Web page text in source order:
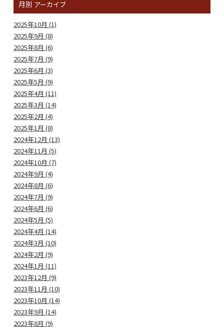
月別 アーカイブ
2025年10月 (1)
2025年9月 (8)
2025年8月 (6)
2025年7月 (9)
2025年6月 (3)
2025年5月 (9)
2025年4月 (11)
2025年3月 (14)
2025年2月 (4)
2025年1月 (8)
2024年12月 (13)
2024年11月 (5)
2024年10月 (7)
2024年9月 (4)
2024年8月 (6)
2024年7月 (9)
2024年6月 (6)
2024年5月 (5)
2024年4月 (14)
2024年3月 (10)
2024年2月 (9)
2024年1月 (11)
2023年12月 (9)
2023年11月 (10)
2023年10月 (14)
2023年9月 (14)
2023年8月 (9)